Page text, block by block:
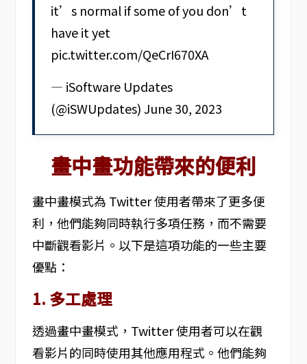
it’s normal if some of you don’t
have it yet
pic.twitter.com/QeCrI670XA
— iSoftware Updates
(@iSWUpdates) June 30, 2023
畫中畫功能帶來的便利
畫中畫模式為 Twitter 使用者帶來了更多便
利，他們能夠同時執行多項任務，而不需要
中斷觀看影片。以下是這項功能的一些主要
優點：
1. 多工處理
透過畫中畫模式，Twitter 使用者可以在觀
看影片的同時使用其他應用程式。他們能夠